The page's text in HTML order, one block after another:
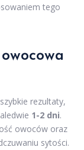
tego
rezultaty,
1-2 dni.
owoców oraz
sytości.